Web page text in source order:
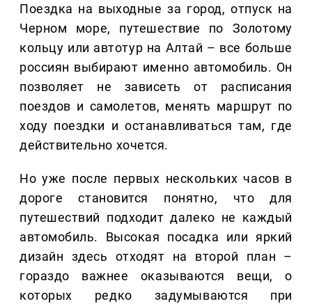
Поездка на выходные за город, отпуск на
Черном море, путешествие по Золотому
кольцу или автотур на Алтай – все больше
россиян выбирают именно автомобиль. Он
позволяет не зависеть от расписания
поездов и самолетов, менять маршрут по
ходу поездки и останавливаться там, где
действительно хочется.
Но уже после первых нескольких часов в
дороге становится понятно, что для
путешествий подходит далеко не каждый
автомобиль. Высокая посадка или яркий
дизайн здесь отходят на второй план –
гораздо важнее оказываются вещи, о
которых редко задумываются при